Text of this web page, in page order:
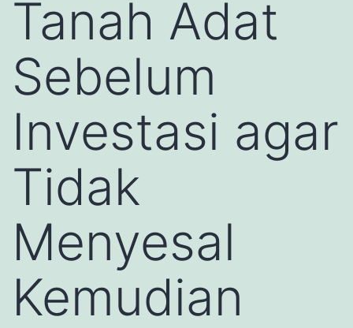
Tanah Adat
Sebelum
Investasi agar
Tidak
Menyesal
Kemudian